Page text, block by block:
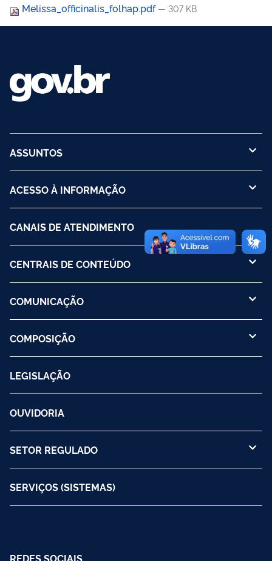
Melissa_officinalis_folhap.pdf — 307 KB
ASSUNTOS
ACESSO À INFORMAÇÃO
CANAIS DE ATENDIMENTO
CENTRAIS DE CONTEÚDO
COMUNICAÇÃO
COMPOSIÇÃO
LEGISLAÇÃO
OUVIDORIA
SETOR REGULADO
SERVIÇOS (SISTEMAS)
REDES SOCIAIS